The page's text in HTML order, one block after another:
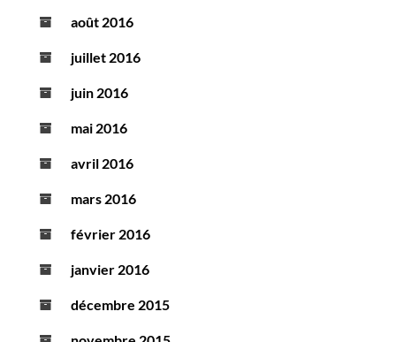
août 2016
juillet 2016
juin 2016
mai 2016
avril 2016
mars 2016
février 2016
janvier 2016
décembre 2015